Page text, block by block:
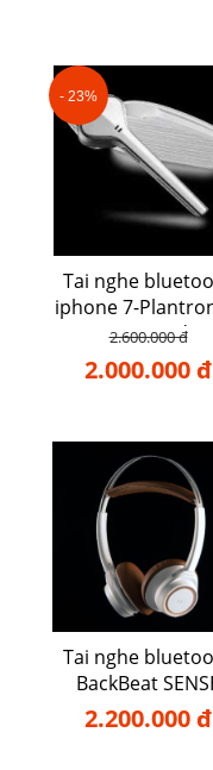
- 23%
Tai nghe
iphone 7-
Voyager Edge
2.600.000 đ
2.000.000 đ
Tai nghe
BackBeat
2.200.000 đ